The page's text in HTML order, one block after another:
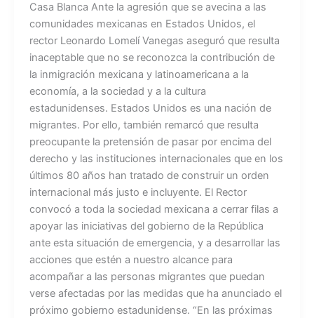
Casa Blanca Ante la agresión que se avecina a las
comunidades mexicanas en Estados Unidos, el
rector Leonardo Lomelí Vanegas aseguró que resulta
inaceptable que no se reconozca la contribución de
la inmigración mexicana y latinoamericana a la
economía, a la sociedad y a la cultura
estadunidenses. Estados Unidos es una nación de
migrantes. Por ello, también remarcó que resulta
preocupante la pretensión de pasar por encima del
derecho y las instituciones internacionales que en los
últimos 80 años han tratado de construir un orden
internacional más justo e incluyente. El Rector
convocó a toda la sociedad mexicana a cerrar filas a
apoyar las iniciativas del gobierno de la República
ante esta situación de emergencia, y a desarrollar las
acciones que estén a nuestro alcance para
acompañar a las personas migrantes que puedan
verse afectadas por las medidas que ha anunciado el
próximo gobierno estadunidense. “En las próximas